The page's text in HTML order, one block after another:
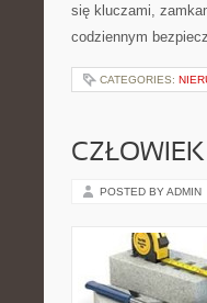
się kluczami,
codziennym
CATEGORIES:
POSTED BY ADMIN